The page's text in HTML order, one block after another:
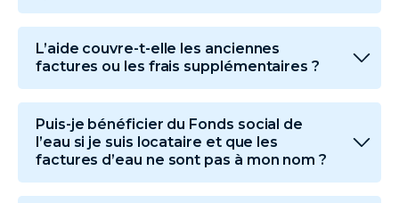
L’aide couvre-t-elle les anciennes
factures ou les frais supplémentaires ?
Puis-je bénéficier du Fonds social de
l’eau si je suis locataire et que les
factures d’eau ne sont pas à mon nom ?